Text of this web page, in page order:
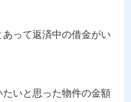
って返済中の借金がい
いと思った物件の金額